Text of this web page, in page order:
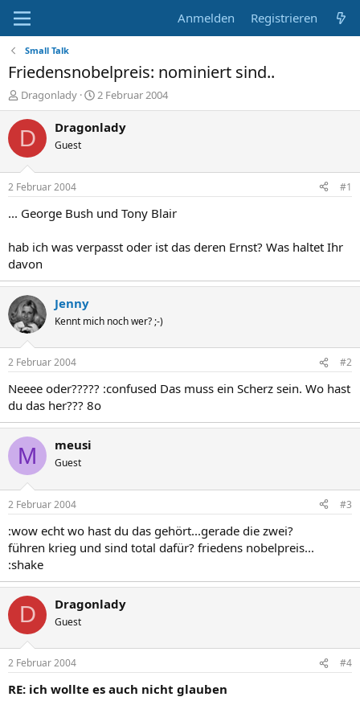
Anmelden Registrieren
Small Talk
Friedensnobelpreis: nominiert sind..
E
r
s
l
e
r
Dragonlady
E
r
s
t
a
2 Februar 2004
D Dragonlady
Guest
2 Februar 2004 #1
... George Bush und Tony Blair
hab ich was verpasst oder ist das deren Ernst? Was haltet Ihr
davon
Jenny
Kennt mich noch wer? ;-)
2 Februar 2004 #2
Neeee oder????? :confused Das muss ein Scherz sein. Wo hast
du das her??? 8o
M meusi
Guest
2 Februar 2004 #3
:wow echt wo hast du das gehört...gerade die zwei?
führen krieg und sind total dafür? friedens nobelpreis...
:shake
D Dragonlady
Guest
2 Februar 2004 #4
RE: ich wollte es auch nicht glauben